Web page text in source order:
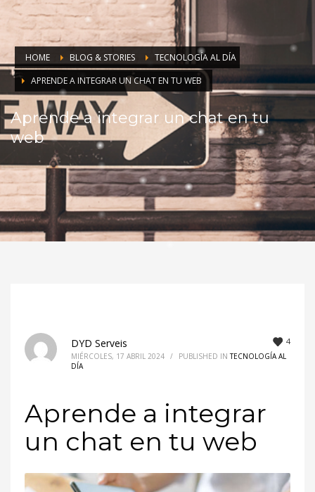
HOME BLOG & STORIES
TECNOLOGÍA AL DÍA
APRENDE A INTEGRAR UN CHAT EN TU WEB
Aprende a integrar un chat en tu
web
4
DYD Serveis
MIÉRCOLES, 17 ABRIL 2024 / PUBLISHED INTECNOLOGÍA AL
DÍA
Aprende a integrar
un chat en tu web